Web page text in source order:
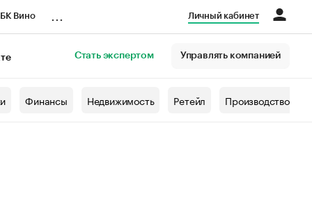
Вино Личный кабинет
Стать экспертом Управлять компанией
Финансы Недвижимость Ретейл Производство